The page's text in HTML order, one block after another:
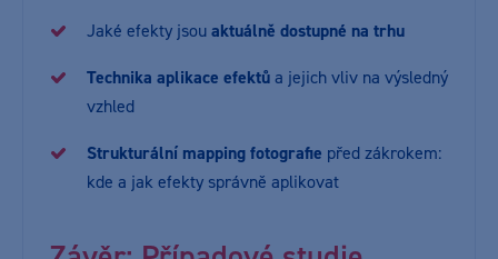
Jaké efekty jsouaktuálně dostupné na trhu
Technika aplikace efektůa jejich vliv na výsledný
vzhled
Strukturální mapping fotografie před zákrokem:
kde a jak efekty správně aplikovat